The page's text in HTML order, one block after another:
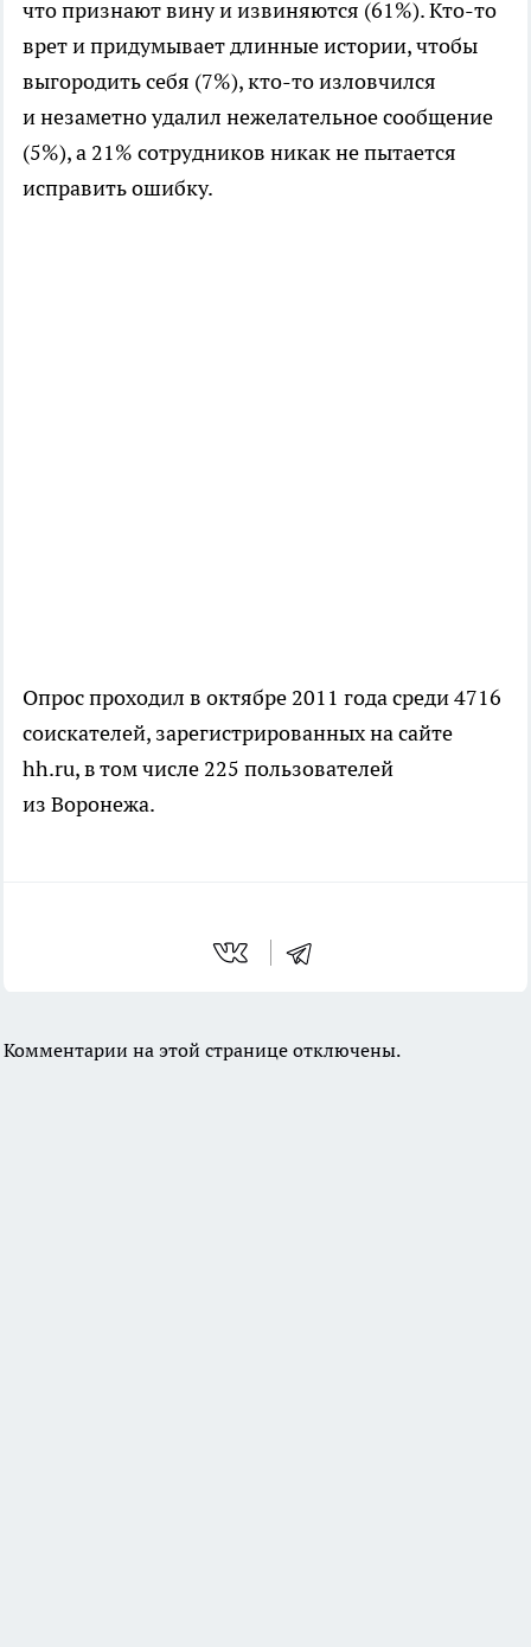
что признают вину и извиняются (61%).Кто-то
врет и придумывает длинные истории, чтобы
выгородить себя (7%),кто-тоизловчился
и незаметно удалил нежелательное сообщение
(5%), а 21% сотрудников никак не пытается
исправить ошибку.
Опрос проходил в октябре 2011 года среди 4716
соискателей, зарегистрированных на сайте
hh.ru, в том числе 225 пользователей
из Воронежа.
Комментарии на этой странице отключены.